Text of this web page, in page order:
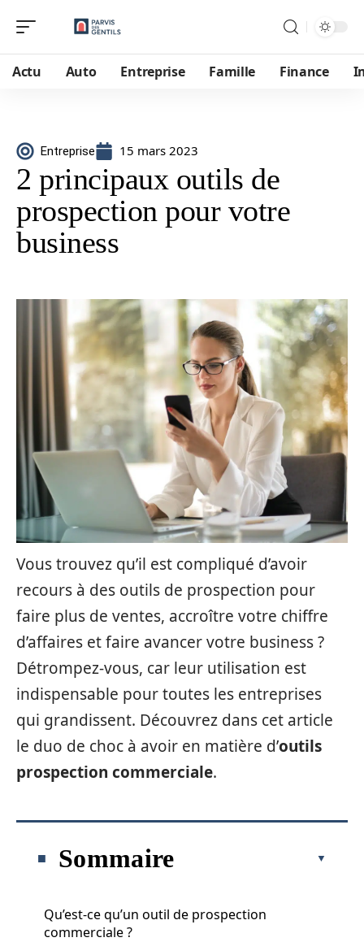
Actu Auto Entreprise Famille Finance
Entreprise 15 mars 2023
2 principaux outils de
prospection pour votre
business
Vous trouvez qu’il est compliqué d’avoir
recours à des outils de prospection pour
faire plus de ventes, accroître votre chiffre
d’affaires et faire avancer votre business ?
Détrompez-vous, car leur utilisation est
indispensable pour toutes les entreprises
qui grandissent. Découvrez dans cet article
le duo de choc à avoir en matière d’outils
prospection commerciale.
Sommaire
Qu’est-ce qu’un outil de prospection
commerciale ?